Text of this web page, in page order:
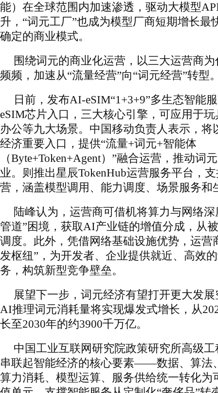
能）在全球范围内加速渗透，驱动大模型
升，“词元工厂”也成为模型厂商短期增长最
确定的商业模式。
围绕词元的商业化运营，以三大运营商
频频，加速从“流量经营”向“词元经营”转型
日前，发布AI-eSIM“1+3+9”多生态智
eSIM芯片入口，三大核心引擎，可应用于
办公等九大场景。中国移动负责人表示，将
经济重要入口，提供“流量+词元+智能体
（Byte+Token+Agent）”融合运营，推动词
业。则推出星辰TokenHub运营服务平台，
营，涵盖模型调用、能力调度、场景服务和
陆峰认为，运营商可借机将算力与网络
管道”困境，获取AI产业链的增值分成，从
调度。此外，凭借网络基础设施优势，运营
发枢纽”，为开发者、企业提供就近、高效
务，构筑新型竞争壁垒。
展望下一步，词元经济有望打开更大发
AI推理词元消耗量将实现爆发式增长，从
长至2030年的约3900千万亿。
中国工业互联网研究院政策研究所高级
串联起智能经济的核心要素——数据、算法
算力消耗、模型运算、服务供给统一转化为